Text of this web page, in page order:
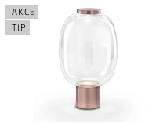
AKCE
TIP